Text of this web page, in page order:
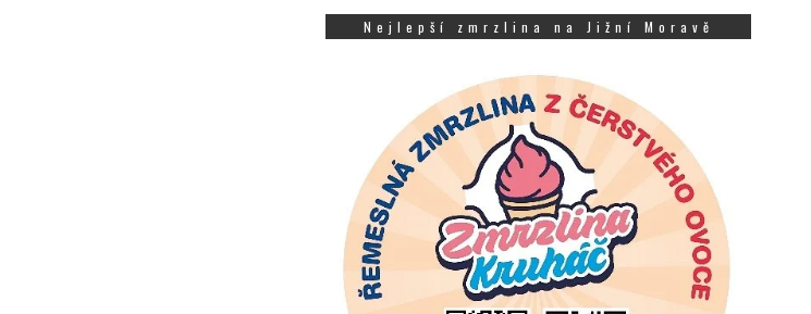
Nejlepší zmrzlina na Jižní Moravě